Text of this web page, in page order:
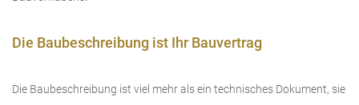
Die Baubeschreibung ist Ihr Bauvertrag
Die Baubeschreibung ist viel mehr als ein technisches Dokument, sie